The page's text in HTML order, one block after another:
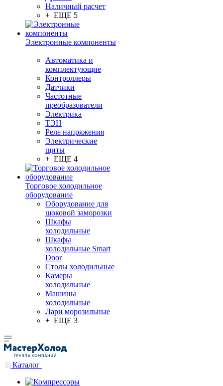
Наличный расчет
+ ЕЩЕ 5
Электронные компоненты
Автоматика и
комплектующие
Контроллеры
Датчики
Частотные
преобразователи
Электрика
ТЭН
Реле напряжения
Электрические
щиты
+ ЕЩЕ 4
Торговое холодильное
оборудование
Оборудование для
шоковой заморозки
Шкафы
холодильные
Шкафы
холодильные Smart
Door
Столы холодильные
Камеры
холодильные
Машины
холодильные
Лари морозильные
+ ЕЩЕ 3
Каталог